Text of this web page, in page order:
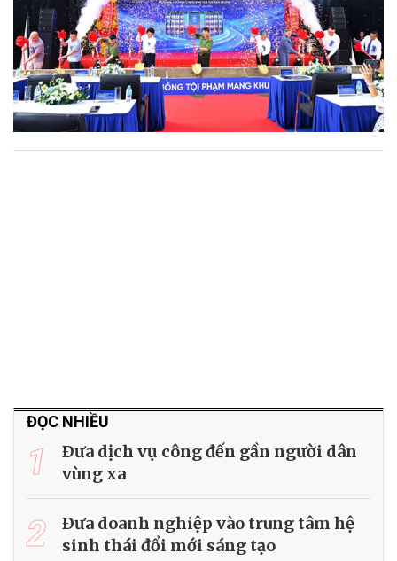
ĐỌC NHIỀU
1
Ðưa dịch vụ công đến gần người dân
vùng xa
2
Ðưa doanh nghiệp vào trung tâm hệ
sinh thái đổi mới sáng tạo